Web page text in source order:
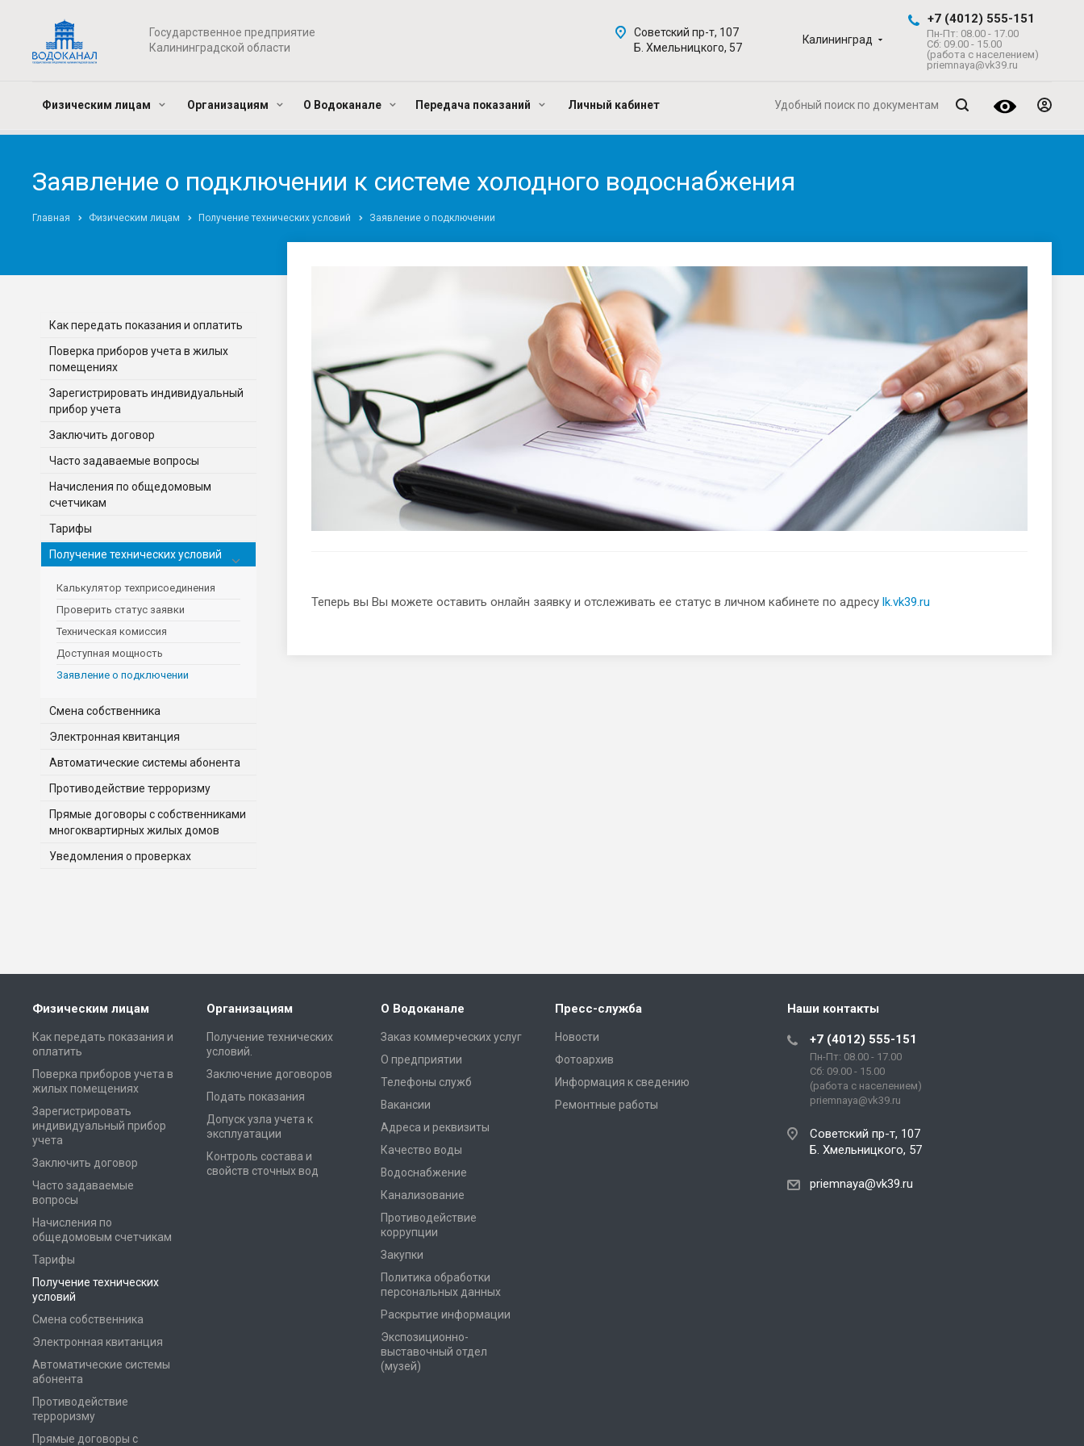
Государственное предприятие
Калининградской области
Калининград
+7 (4012) 555-151
Пн-Пт: 08.00 - 17.00
Сб: 09.00 - 15.00
(работа с населением)
priemnaya@vk39.ru
Советский пр-т, 107
Б. Хмельницкого, 57
Удобный поиск по документам
Физическим лицам Организациям О Водоканале Передача показаний Личный кабинет
Заявление о подключении к системе холодного водоснабжения
Главная Физическим лицам Получение технических условий Заявление о подключении
Теперь вы Вы можете оставить онлайн заявку и отслеживать ее статус в личном кабинете по адресу lk.vk39.ru
Как передать показания и оплатить
Поверка приборов учета в жилых
помещениях
Зарегистрировать индивидуальный
прибор учета
Заключить договор
Часто задаваемые вопросы
Начисления по общедомовым
счетчикам
Тарифы
Получение технических условий
Калькулятор техприсоединения
Проверить статус заявки
Техническая комиссия
Доступная мощность
Заявление о подключении
Смена собственника
Электронная квитанция
Автоматические системы абонента
Противодействие терроризму
Прямые договоры с собственниками
многоквартирных жилых домов
Уведомления о проверках
Физическим лицам
Как передать показания и
оплатить
Поверка приборов учета в
жилых помещениях
Зарегистрировать
индивидуальный прибор
учета
Заключить договор
Часто задаваемые
вопросы
Начисления по
общедомовым счетчикам
Тарифы
Получение технических
условий
Смена собственника
Электронная квитанция
Автоматические системы
абонента
Противодействие
терроризму
Прямые договоры с
Организациям
Получение технических
условий.
Заключение договоров
Подать показания
Допуск узла учета к
эксплуатации
Контроль состава и
свойств сточных вод
О Водоканале
Заказ коммерческих услуг
О предприятии
Телефоны служб
Вакансии
Адреса и реквизиты
Качество воды
Водоснабжение
Канализование
Противодействие
коррупции
Закупки
Политика обработки
персональных данных
Раскрытие информации
Экспозиционно-
выставочный отдел
(музей)
Пресс-служба
Новости
Фотоархив
Информация к сведению
Ремонтные работы
Наши контакты
+7 (4012) 555-151
Пн-Пт: 08.00 - 17.00
Сб: 09.00 - 15.00
(работа с населением)
priemnaya@vk39.ru
Советский пр-т, 107
Б. Хмельницкого, 57
priemnaya@vk39.ru